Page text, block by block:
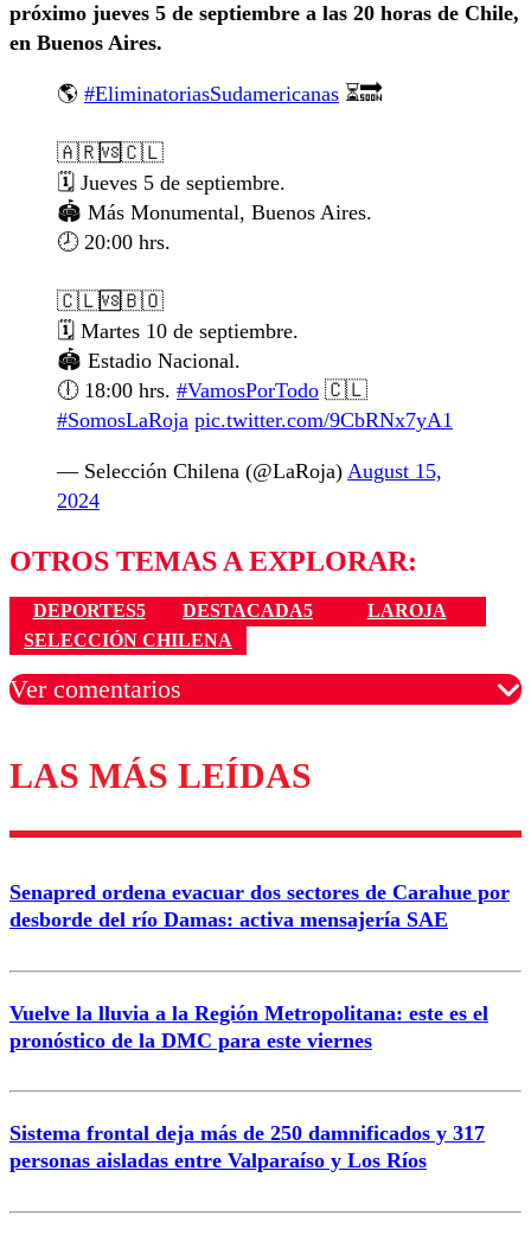
próximo jueves 5 de septiembre a las 20 horas de Chile,
en Buenos Aires.
🌎 #EliminatoriasSudamericanas ⏳🔜
🇦🇷🆚🇨🇱
🗓️ Jueves 5 de septiembre.
🏟️ Más Monumental, Buenos Aires.
🕗 20:00 hrs.
🇨🇱🆚🇧🇴
🗓️ Martes 10 de septiembre.
🏟️ Estadio Nacional.
🕕 18:00 hrs. #VamosPorTodo 🇨🇱
#SomosLaRoja pic.twitter.com/9CbRNx7yA1
— Selección Chilena (@LaRoja) August 15,
2024
OTROS TEMAS A EXPLORAR:
DEPORTES5 DESTACADA5
LAROJA
SELECCIÓN CHILENA
Ver comentarios
Los comentarios son moderados para garantizar un
diálogo respetuoso.
Correo
Enviar comentario
LAS MÁS LEÍDAS
Senapred ordena evacuar dos sectores de Carahue por
desborde del río Damas: activa mensajería SAE
Vuelve la lluvia a la Región Metropolitana: este es el
pronóstico de la DMC para este viernes
Sistema frontal deja más de 250 damnificados y 317
personas aisladas entre Valparaíso y Los Ríos